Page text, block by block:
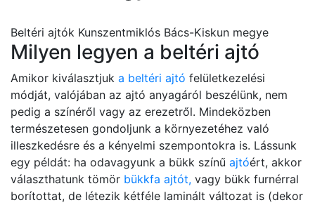
Beltéri ajtók Kunszentmiklós Bács-Kiskun megye
Milyen legyen a beltéri ajtó
Amikor kiválasztjuk a beltéri ajtó felületkezelési
módját, valójában az ajtó anyagáról beszélünk, nem
pedig a színéről vagy az erezetről. Mindeközben
természetesen gondoljunk a környezetéhez való
illeszkedésre és a kényelmi szempontokra is. Lássunk
egy példát: ha odavagyunk a bükk színű ajtóért, akkor
választhatunk tömör bükkfa ajtót, vagy bükk furnérral
borítottat, de létezik kétféle laminált változat is (dekor